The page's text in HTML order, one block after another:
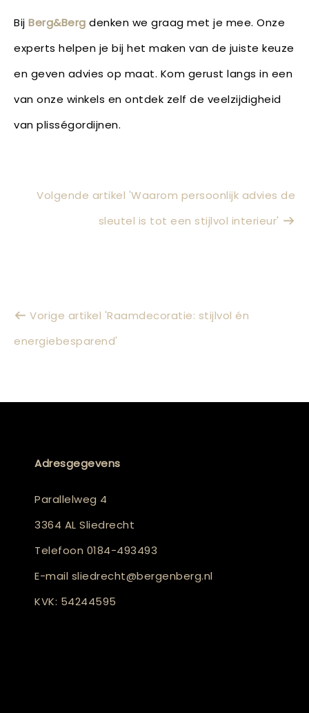
Bij Berg&Berg denken we graag met je mee. Onze
experts helpen je bij het maken van de juiste keuze
en geven advies op maat. Kom gerust langs in een
van onze winkels en ontdek zelf de veelzijdigheid
van plisségordijnen.
Volgende artikel 'Waarom persoonlijk advies de
sleutel is tot een stijlvol interieur'
Vorige artikel 'Raamdecoratie: stijlvol én
energiebesparend'
Adresgegevens
Parallelweg 4
3364 AL Sliedrecht
Telefoon 0184-493493
E-mail sliedrecht@bergenberg.nl
KVK: 54244595